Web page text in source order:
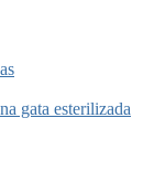
gata esterilizada